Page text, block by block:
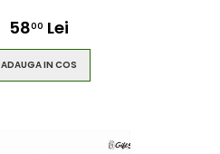
5800 Lei
ADAUGA IN COS